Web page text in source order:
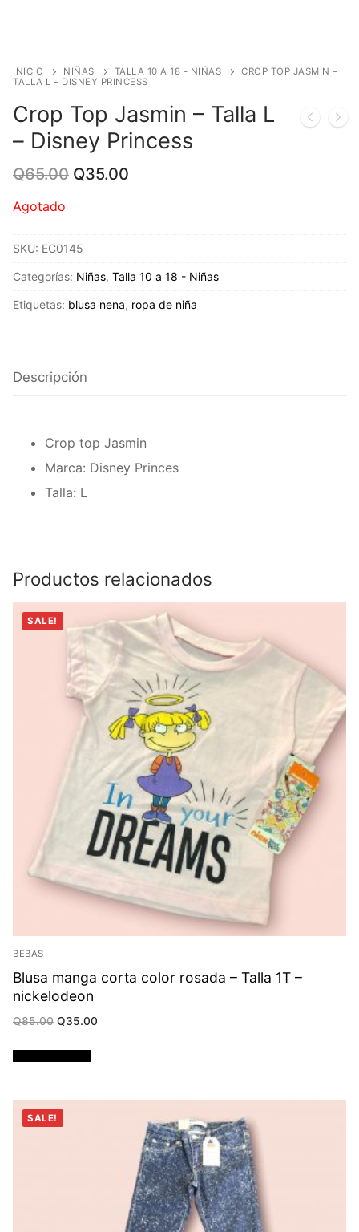
INICIO NIÑAS TALLA 10 A 18 - NIÑAS
CROP TOP JASMIN –
TALLA L – DISNEY PRINCESS
Crop Top Jasmin – Talla L
– Disney Princess
Q65.00 Original
Q35.00
Agotado
SKU: EC0145
Categorías: Niñas, Talla 10 a 18 - Niñas
Etiquetas: blusa nena, ropa de niña
Descripción
Crop top Jasmin
Marca: Disney Princes
Talla: L
Productos relacionados
SALE!
BEBAS
Blusa manga corta color rosada – Talla 1T –
nickelodeon
Q85.00 Original
Q85.00.
Q35.00
SALE!